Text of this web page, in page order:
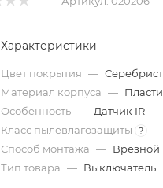
Характеристики
Цвет покрытия —
Материал корпуса —
Особенность — Датчик IR
Класс пылевлагозащиты
? —
Способ монтажа — Врезной
Тип товара — Выключатель